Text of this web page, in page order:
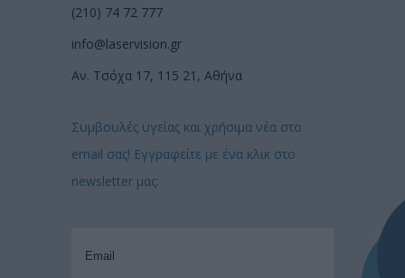
(210) 74 72 777
info@laservision.gr
Αν. Τσόχα 17, 115 21, Αθήνα
Συμβουλές υγείας και χρήσιμα νέα στο
email σας! Εγγραφείτε με ένα κλικ στο
newsletter μας: